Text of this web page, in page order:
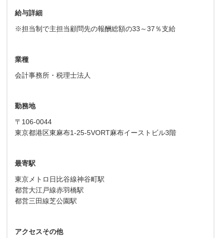
給与詳細
※担当制で主担当顧問先の報酬総額の33～37％支給
業種
会計事務所・税理士法人
勤務地
〒106-0044
東京都港区東麻布1-25-5VORT麻布イーストビル3階
最寄駅
東京メトロ日比谷線神谷町駅
都営大江戸線赤羽橋駅
都営三田線芝公園駅
アクセスその他